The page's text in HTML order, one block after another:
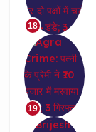
18
19